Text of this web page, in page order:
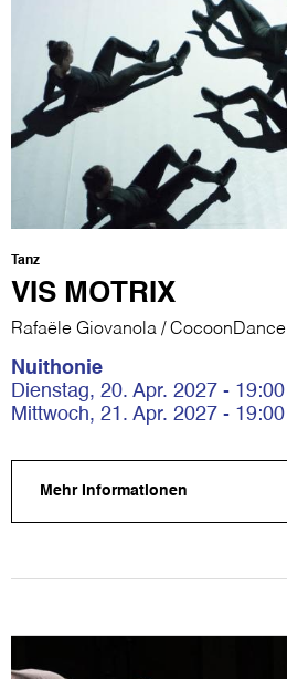
Tanz
VIS MOTRIX
Rafaële Giovanola / CocoonDance
Nuithonie
Dienstag, 20. Apr. 2027 - 19:00
Mittwoch, 21. Apr. 2027 - 19:00
Mehr Informationen